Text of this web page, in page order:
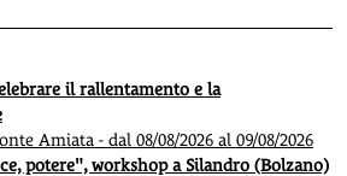
il rallentamento e la
Amiata - dal 08/08/2026 al 09/08/2026
potere", workshop a Silandro (Bolzano)